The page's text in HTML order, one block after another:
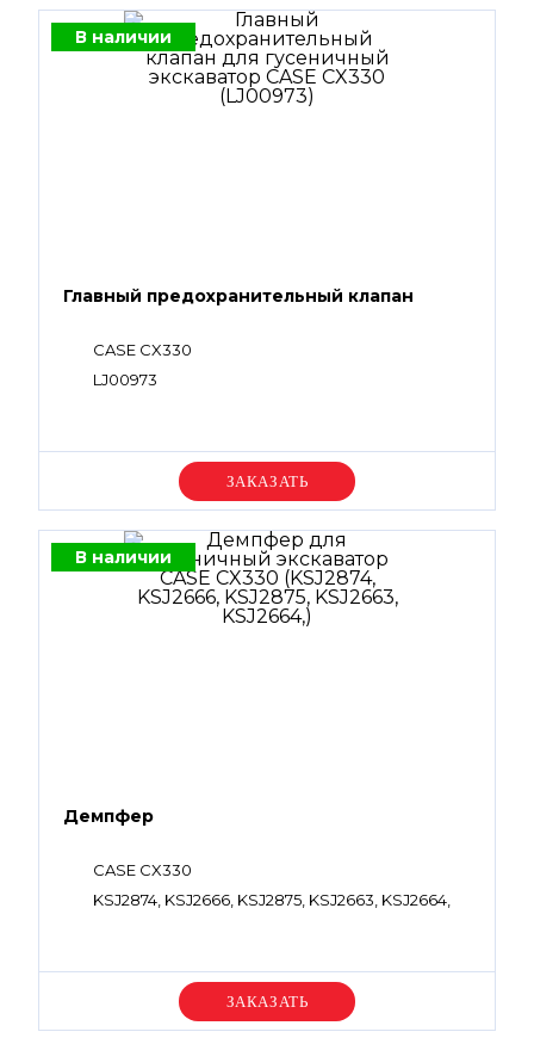
В наличии
Главный предохранительный клапан
CASE CX330
LJ00973
Уточняйте цену
В наличии
Демпфер
CASE CX330
KSJ2874, KSJ2666, KSJ2875, KSJ2663, KSJ2664,
Уточняйте цену